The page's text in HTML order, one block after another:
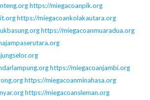
https://miegacoanpik.org
https://miegacoankolakautara.org
https://miegacoanmuaradua.org
https://miegacoanjambi.org
https://miegacoanminahasa.org
https://miegacoansleman.org